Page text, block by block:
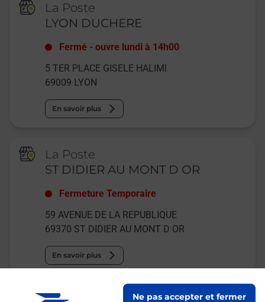
Ne pas accepter et fermer
La Poste
LYON DUCHERE
Fermé -ouvre lundi à 14h00
5 TER PLACE GISELE HALIMI
69009 LYON
En savoir plus
La Poste
ST DIDIER AU MONT D OR
Fermeture Temporaire
59 AVENUE DE LA REPUBLIQUE
69370 ST DIDIER AU MONT D OR
En savoir plus
Malin !